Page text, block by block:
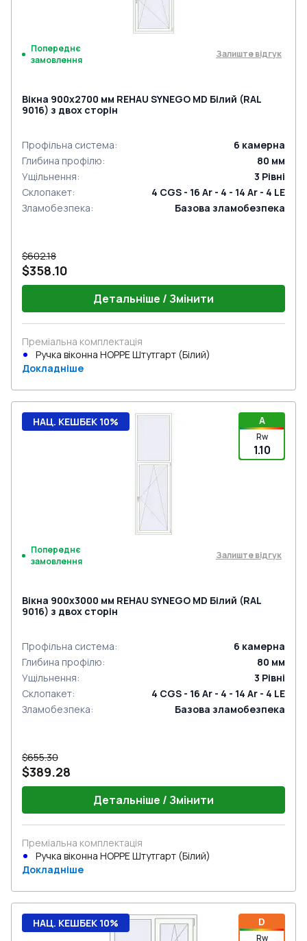
Попереднє
замовлення
Залиште відгук
Вікна 900x2700 мм REHAU SYNEGO MD Білий (RAL
9016) з двох сторін
Профільна система: 6 камерна
Глибина профілю: 80 мм
Ущільнення: 3 Рівні
Склопакет:
4 CGS - 16 Ar - 4 - 14 Ar - 4 LE
Зламобезпека: Базова зламобезпека
$602.18
$358.10
Детальніше / Змінити
Преміальна комплектація
Ручка віконна HOPPE Штутгарт (Білий)
Докладніше
A
Rw
1.10
НАЦ. КЕШБЕК 10%
Попереднє
замовлення
Залиште відгук
Вікна 900x3000 мм REHAU SYNEGO MD Білий (RAL
9016) з двох сторін
Профільна система: 6 камерна
Глибина профілю: 80 мм
Ущільнення: 3 Рівні
Склопакет:
4 CGS - 16 Ar - 4 - 14 Ar - 4 LE
Зламобезпека: Базова зламобезпека
$655.30
$389.28
Детальніше / Змінити
Преміальна комплектація
Ручка віконна HOPPE Штутгарт (Білий)
Докладніше
D
Rw
НАЦ. КЕШБЕК 10%